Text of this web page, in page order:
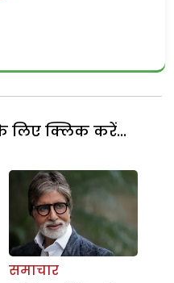
लिए क्लिक करें...
समाचार